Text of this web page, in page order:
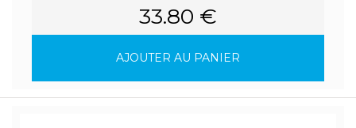
33.80 €
AJOUTER AU PANIER